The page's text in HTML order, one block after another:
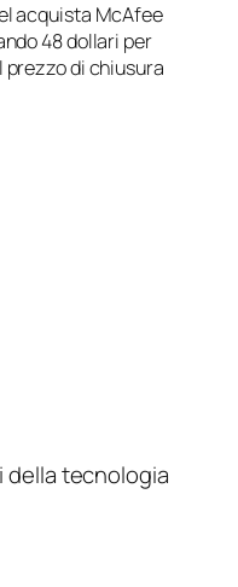
acquista McAfee
48 dollari per
di chiusura
tecnologia